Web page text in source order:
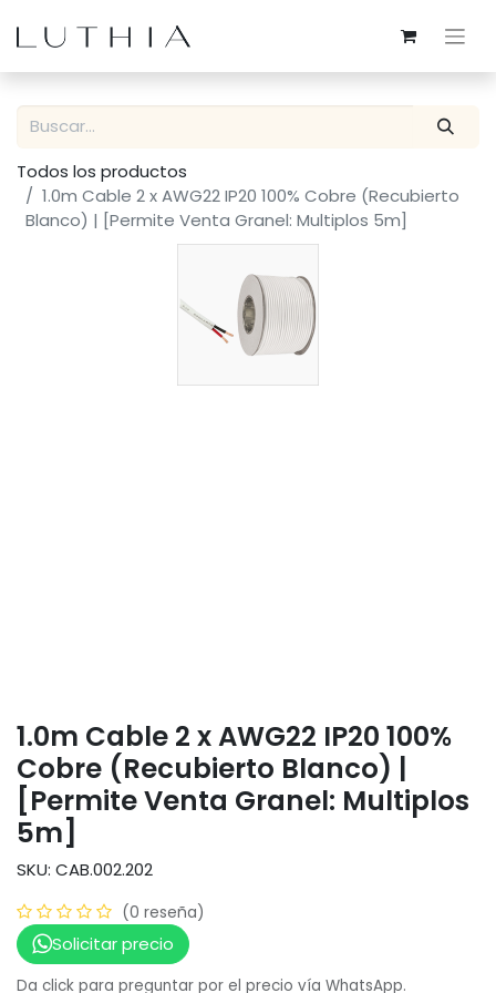
Todos los productos
1.0m Cable 2 x AWG22 IP20 100% Cobre (Recubierto
Blanco) | [Permite Venta Granel: Multiplos 5m]
1.0m Cable 2 x AWG22 IP20 100%
Cobre (Recubierto Blanco) |
[Permite Venta Granel: Multiplos
5m]
SKU: CAB.002.202
(0 reseña)
Solicitar precio
Da click para preguntar por el precio vía WhatsApp.